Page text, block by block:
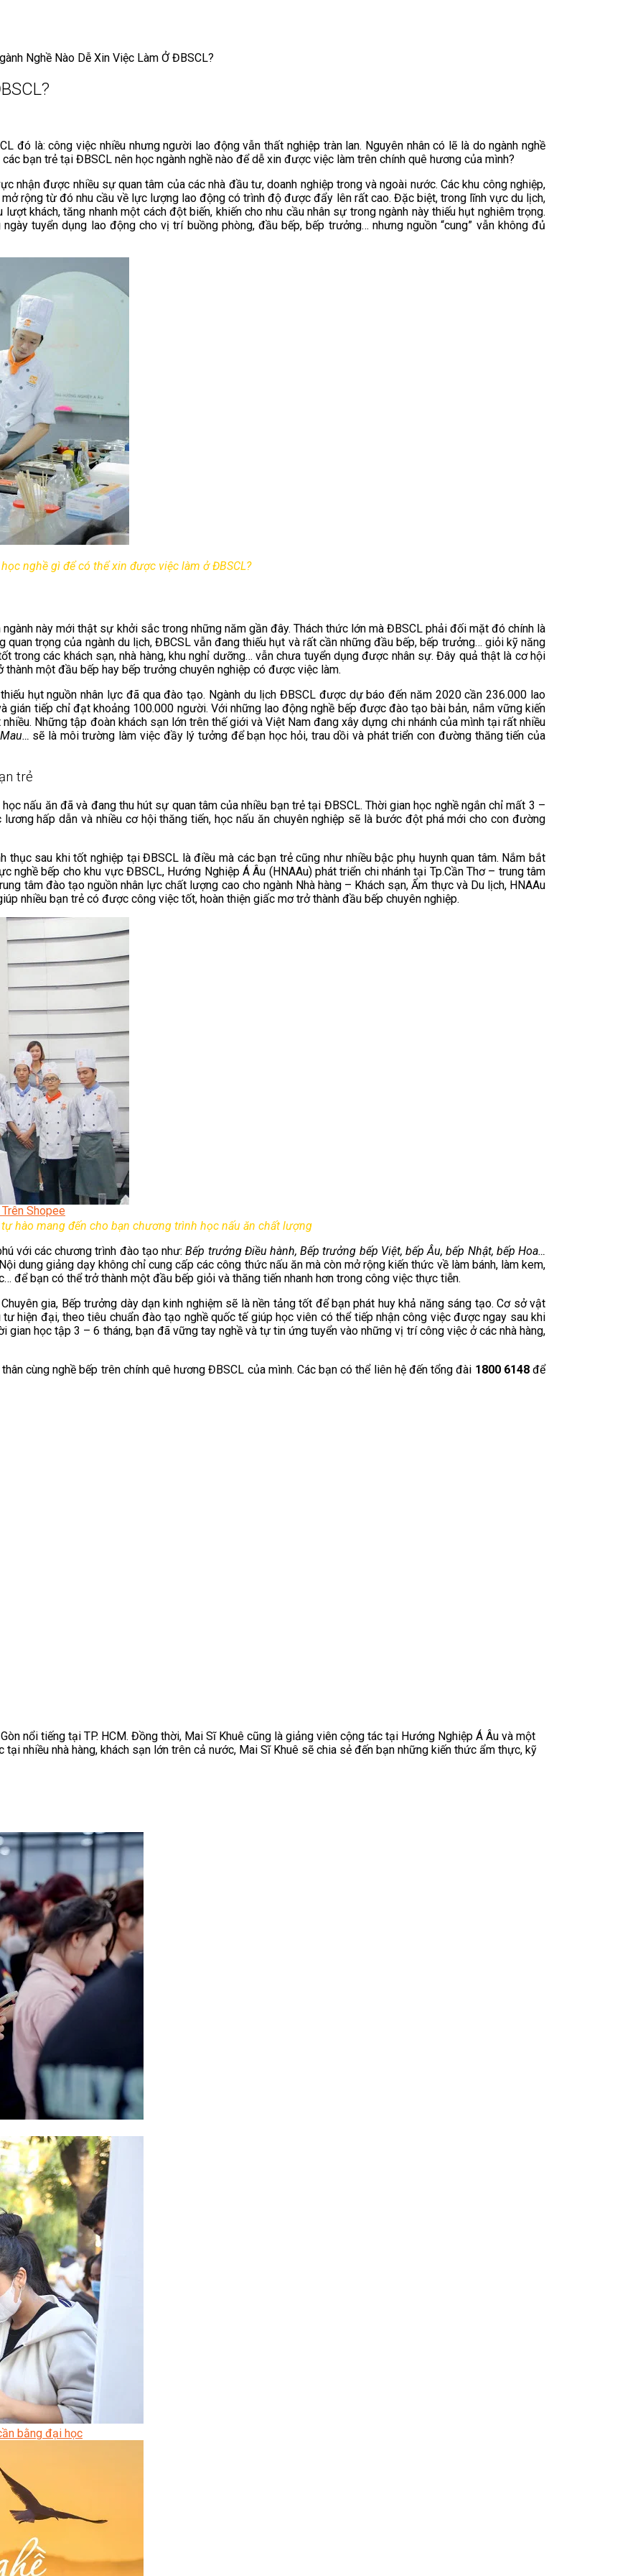
Shopee
Dân Dụng
Nghề Nào Dễ Xin Việc Làm Ở ĐBSCL?
đó là: công việc nhiều nhưng người lao động vẫn thất nghiệp tràn lan. Nguyên nhân có lẽ là do ngành nghề
bạn trẻ tại ĐBSCL nên học ngành nghề nào để dễ xin được việc làm trên chính quê hương của mình?
nhận được nhiều sự quan tâm của các nhà đầu tư, doanh nghiệp trong và ngoài nước. Các khu công nghiệp,
rộng từ đó nhu cầu về lực lượng lao động có trình độ được đẩy lên rất cao. Đặc biệt, trong lĩnh vực du lịch,
khách, tăng nhanh một cách đột biến, khiến cho nhu cầu nhân sự trong ngành này thiếu hụt nghiêm trọng.
tuyển dụng lao động cho vị trí buồng phòng, đầu bếp, bếp trưởng… nhưng nguồn “cung” vẫn không đủ
nghề gì để có thể xin được việc làm ở ĐBSCL?
này mới thật sự khởi sắc trong những năm gần đây. Thách thức lớn mà ĐBSCL phải đối mặt đó chính là
quan trọng của ngành du lịch, ĐBCSL vẫn đang thiếu hụt và rất cần những đầu bếp, bếp trưởng… giỏi kỹ năng
trong các khách sạn, nhà hàng, khu nghỉ dưỡng… vẫn chưa tuyển dụng được nhân sự. Đây quả thật là cơ hội
một đầu bếp hay bếp trưởng chuyên nghiệp có được việc làm.
hụt nguồn nhân lực đã qua đào tạo. Ngành du lịch ĐBSCL được dự báo đến năm 2020 cần 236.000 lao
gián tiếp chỉ đạt khoảng 100.000 người. Với những lao động nghề bếp được đào tạo bài bản, nắm vững kiến
Những tập đoàn khách sạn lớn trên thế giới và Việt Nam đang xây dựng chi nhánh của mình tại rất nhiều
sẽ là môi trường làm việc đầy lý tưởng để bạn học hỏi, trau dồi và phát triển con đường thăng tiến của
trẻ
nấu ăn đã và đang thu hút sự quan tâm của nhiều bạn trẻ tại ĐBSCL. Thời gian học nghề ngắn chỉ mất 3 –
hấp dẫn và nhiều cơ hội thăng tiến, học nấu ăn chuyên nghiệp sẽ là bước đột phá mới cho con đường
thục sau khi tốt nghiệp tại ĐBSCL là điều mà các bạn trẻ cũng như nhiều bậc phụ huynh quan tâm. Nắm bắt
nghề bếp cho khu vực ĐBSCL, Hướng Nghiệp Á Âu (HNAAu) phát triển chi nhánh tại Tp.Cần Thơ – trung tâm
tâm đào tạo nguồn nhân lực chất lượng cao cho ngành Nhà hàng – Khách sạn, Ẩm thực và Du lịch, HNAAu
nhiều bạn trẻ có được công việc tốt, hoàn thiện giấc mơ trở thành đầu bếp chuyên nghiệp.
tự hào mang đến cho bạn chương trình học nấu ăn chất lượng
với các chương trình đào tạo như:Bếp trưởng Điều hành, Bếp trưởng bếp Việt, bếp Âu, bếp Nhật, bếp Hoa…
dung giảng dạy không chỉ cung cấp các công thức nấu ăn mà còn mở rộng kiến thức về làm bánh, làm kem,
để bạn có thể trở thành một đầu bếp giỏi và thăng tiến nhanh hơn trong công việc thực tiễn.
gia, Bếp trưởng dày dạn kinh nghiệm sẽ là nền tảng tốt để bạn phát huy khả năng sáng tạo. Cơ sở vật
hiện đại, theo tiêu chuẩn đào tạo nghề quốc tế giúp học viên có thể tiếp nhận công việc được ngay sau khi
học tập 3 – 6 tháng, bạn đã vững tay nghề và tự tin ứng tuyển vào những vị trí công việc ở các nhà hàng,
cùng nghề bếp trên chính quê hương ĐBSCL của mình. Các bạn có thể liên hệ đến tổng đài 1800 6148để
nổi tiếng tại TP. HCM. Đồng thời, Mai Sĩ Khuê cũng là giảng viên cộng tác tại Hướng Nghiệp Á Âu và một
nhiều nhà hàng, khách sạn lớn trên cả nước, Mai Sĩ Khuê sẽ chia sẻ đến bạn những kiến thức ẩm thực, kỹ
bằng đại học